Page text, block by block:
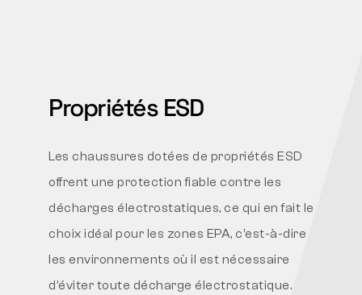
Propriétés ESD
Les chaussures dotées de propriétés ESD
offrent une protection fiable contre les
décharges électrostatiques, ce qui en fait le
choix idéal pour les zones EPA, c’est-à-dire
les environnements où il est nécessaire
d’éviter toute décharge électrostatique.